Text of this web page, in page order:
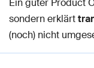
Ein guter Product
sondern erklärt
(noch) nicht